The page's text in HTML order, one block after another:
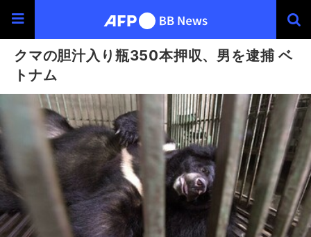
クマの胆汁入り瓶350本押収、男を逮捕 ベ
トナム